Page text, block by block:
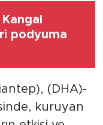
podyuma
(DHA)-
kuruyan